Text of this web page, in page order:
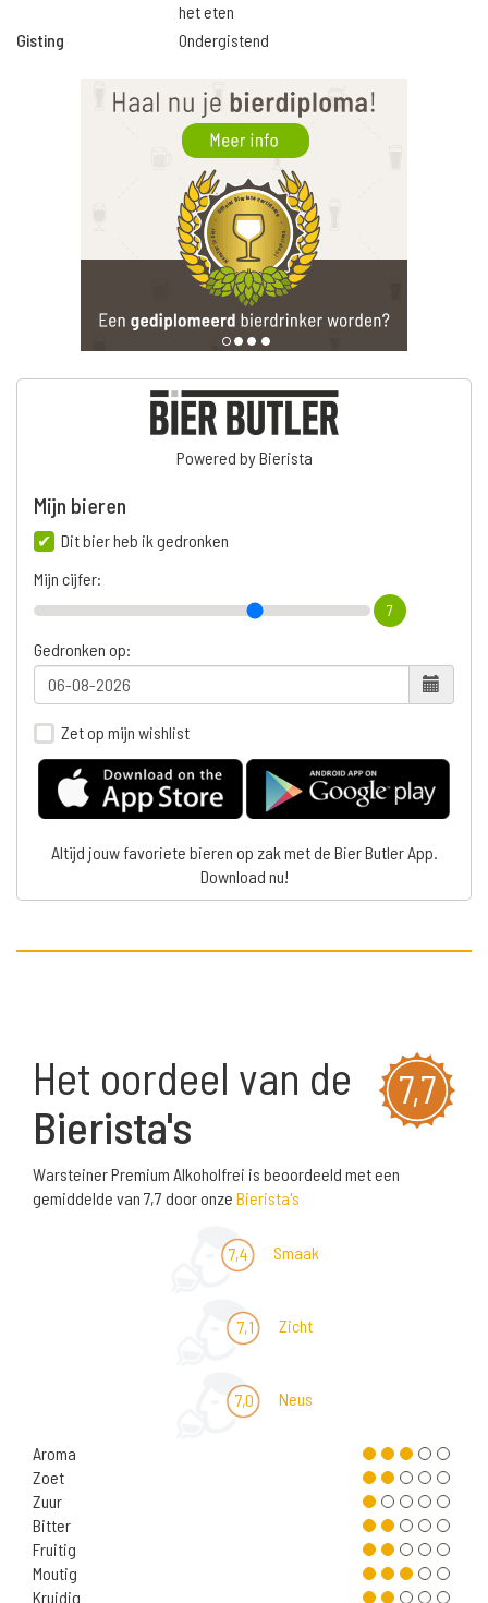
het eten
Gisting
Ondergistend
Powered by Bierista
Mijn bieren
Dit bier heb ik gedronken
Mijn cijfer:
7
Gedronken op:
Zet op mijn wishlist
Altijd jouw favoriete bieren op zak met de Bier Butler App.
Download nu!
7,7
Het oordeel van de
Bierista's
Warsteiner Premium Alkoholfrei is beoordeeld met een
gemiddelde van 7,7 door onze Bierista's
7,4 Smaak
7,1 Zicht
7,0 Neus
Aroma
Zoet
Zuur
Bitter
Fruitig
Moutig
Kruidig